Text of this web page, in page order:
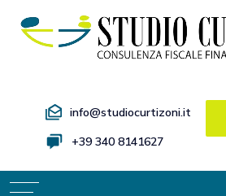
info@studiocurtizoni.it
+39 340 8141627